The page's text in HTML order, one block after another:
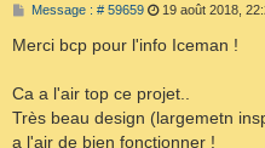
Message : # 59659M
s
e
19 août 2018,
Merci bcp pour l'info Iceman !
Ca a l'air top ce projet..
Très beau design (largemetn
a l'air de bien fonctionner !